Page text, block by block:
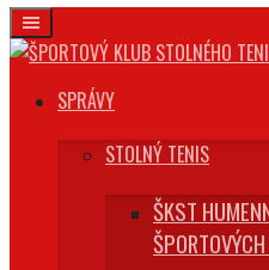
SPRÁVY
STOLNÝ TENIS
ŠKST